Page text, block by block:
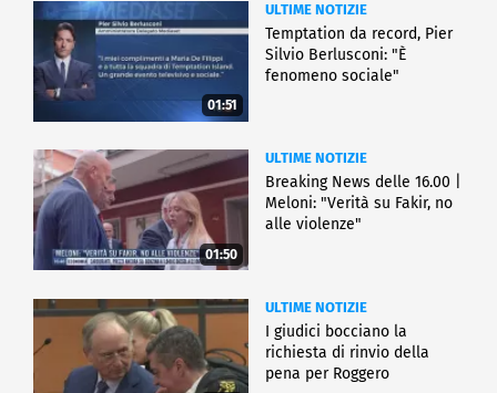
01:51
ULTIME NOTIZIE
Temptation da record, Pier
Silvio Berlusconi: "È
fenomeno sociale"
01:50
ULTIME NOTIZIE
Breaking News delle 16.00 |
Meloni: "Verità su Fakir, no
alle violenze"
ULTIME NOTIZIE
I giudici bocciano la
richiesta di rinvio della
pena per Roggero